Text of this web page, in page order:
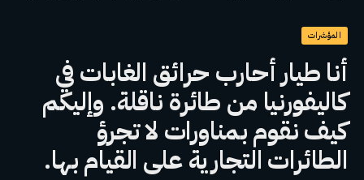
المؤشرات
أنا طيار أحارب حرائق الغابات في
كاليفورنيا من طائرة ناقلة. وإليكم
كيف نقوم بمناورات لا تجرؤ
الطائرات التجارية على القيام بها.